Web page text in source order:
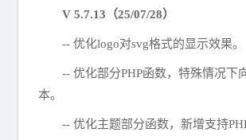
V 5.7.13（25/07/28）
-- 优化logo对svg格式的显示效果。
-- 优化部分PHP函数，特殊情况下
本。
-- 优化主题部分函数，新增支持